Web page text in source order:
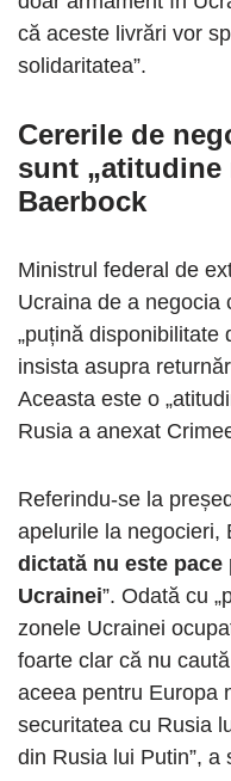
că aceste livrări vor
solidaritatea”.
Cererile de
sunt „atitudine
Baerbock
Ministrul federal de
Ucraina de a negocia
„puțină disponibilitate
insista asupra
Aceasta este o
Rusia a anexat
Referindu-se la
apelurile la negocieri,
dictată nu este
Ucrainei”. Odată cu
zonele Ucrainei
foarte clar că nu
aceea pentru Europa
securitatea cu Rusia
din Rusia lui Putin”, a